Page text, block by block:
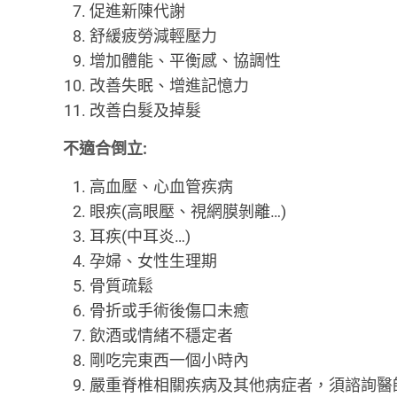
促進新陳代謝
舒緩疲勞減輕壓力
增加體能、平衡感、協調性
改善失眠、增進記憶力
改善白髮及掉髮
不適合倒立:
高血壓、心血管疾病
眼疾(高眼壓、視網膜剝離…)
耳疾(中耳炎…)
孕婦、女性生理期
骨質疏鬆
骨折或手術後傷口未癒
飲酒或情緒不穩定者
剛吃完東西一個小時內
嚴重脊椎相關疾病及其他病症者，須諮詢